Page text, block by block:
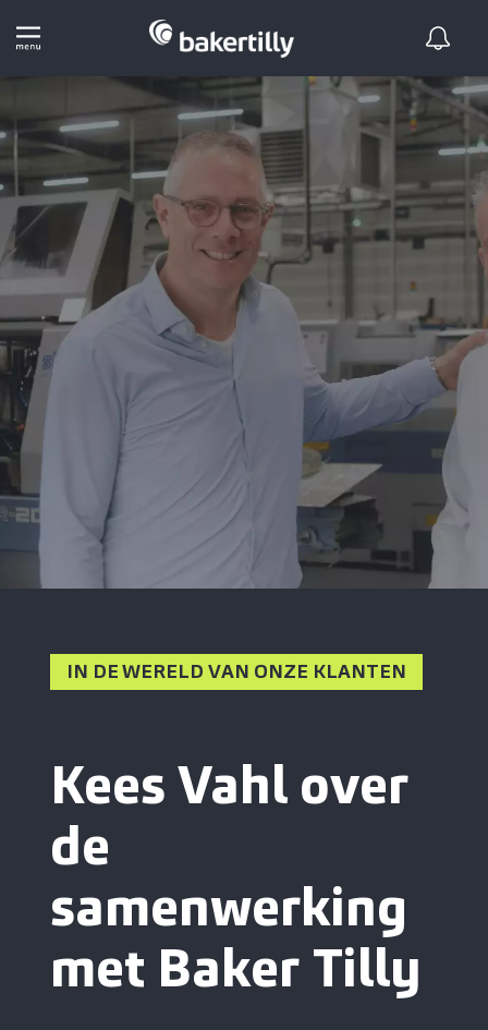
IN DE WERELD VAN ONZE KLANTEN
Kees Vahl over
de
samenwerking
met Baker Tilly